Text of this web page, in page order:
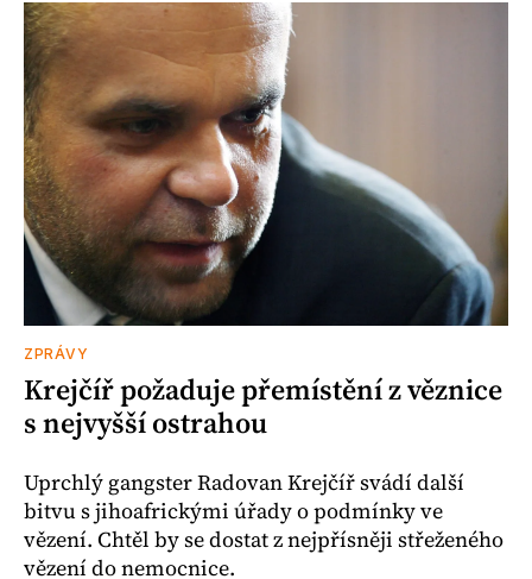
ZPRÁVY
Krejčíř požaduje přemístění z věznice
s nejvyšší ostrahou
Uprchlý gangster Radovan Krejčíř svádí další
bitvu s jihoafrickými úřady o podmínky ve
vězení. Chtěl by se dostat z nejpřísněji střeženého
vězení do nemocnice.